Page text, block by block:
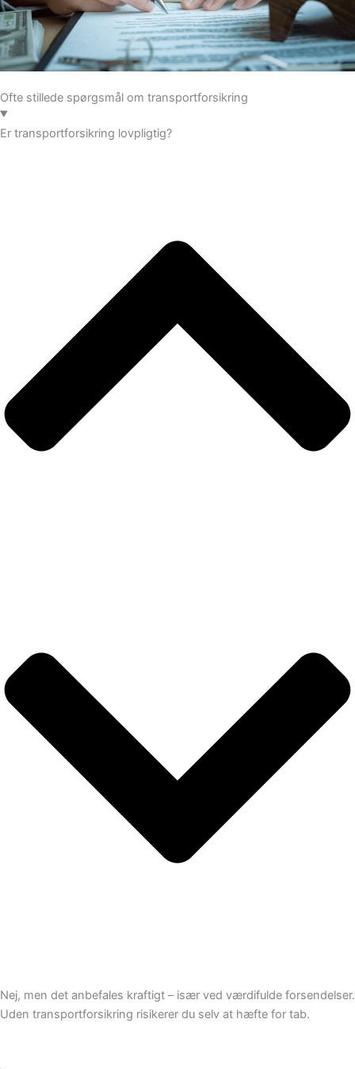
Ofte stillede spørgsmål om transportforsikring
Er transportforsikring lovpligtig?
Nej, men det anbefales kraftigt – især ved værdifulde forsendelser.
Uden transportforsikring risikerer du selv at hæfte for tab.